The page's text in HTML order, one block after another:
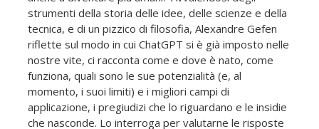
strumenti della storia delle idee, delle scienze e della
tecnica, e di un pizzico di filosofia, Alexandre Gefen
riflette sul modo in cui ChatGPT si è già imposto nelle
nostre vite, ci racconta come e dove è nato, come
funziona, quali sono le sue potenzialità (e, al
momento, i suoi limiti) e i migliori campi di
applicazione, i pregiudizi che lo riguardano e le insidie
che nasconde. Lo interroga per valutarne le risposte